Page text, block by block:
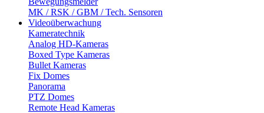
MK / RSK / GBM / Tech. Sensoren
Videoüberwachung
Kameratechnik
Analog HD-Kameras
Boxed Type Kameras
Bullet Kameras
Fix Domes
Panorama
PTZ Domes
Remote Head Kameras